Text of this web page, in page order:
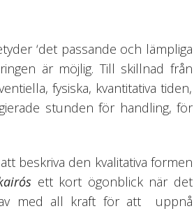
‘det passande och lämpliga
är möjlig. Till skillnad från
fysiska, kvantitativa tiden,
stunden för handling, för
beskriva den kvalitativa formen
ett kort ögonblick när det
med all kraft för att uppnå